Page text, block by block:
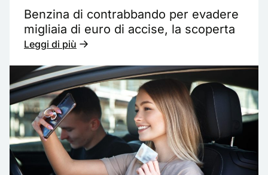
Benzina di contrabbando per evadere
migliaia di euro di accise, la scoperta
Leggi di più